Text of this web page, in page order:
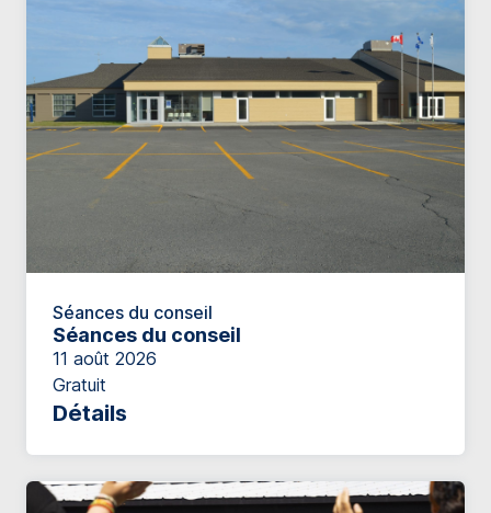
Séances du conseil
Séances du conseil
11 août 2026
Gratuit
Détails